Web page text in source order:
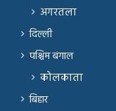
अगरतला
दिल्ली
पश्चिम बंगाल
कोलकाता
बिहार